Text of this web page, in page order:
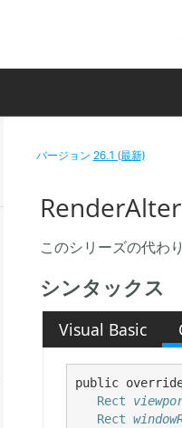
バージョン26.1 (最新)
このシリーズの代わ
シンタックス
Visual Basic
public
Rect
Rect